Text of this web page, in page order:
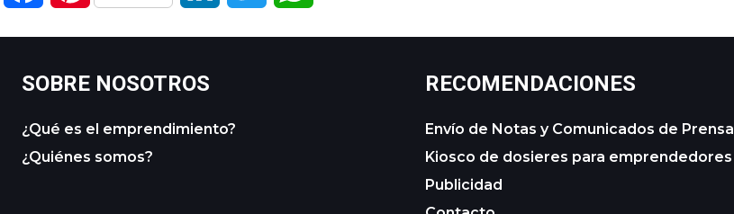
SOBRE NOSOTROS
¿Qué es el emprendimiento?
¿Quiénes somos?
RECOMENDACIONES
Envío de Notas y Comunicados de Prensa
Kiosco de dosieres para emprendedores
Publicidad